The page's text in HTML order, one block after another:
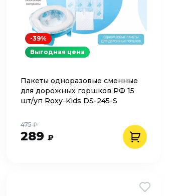
Пакеты одноразовые сменные
для дорожных горшков РФ 15
шт/уп Roxy-Kids DS-245-S
289 ₽
475 ₽
-39%
Выгодная цена